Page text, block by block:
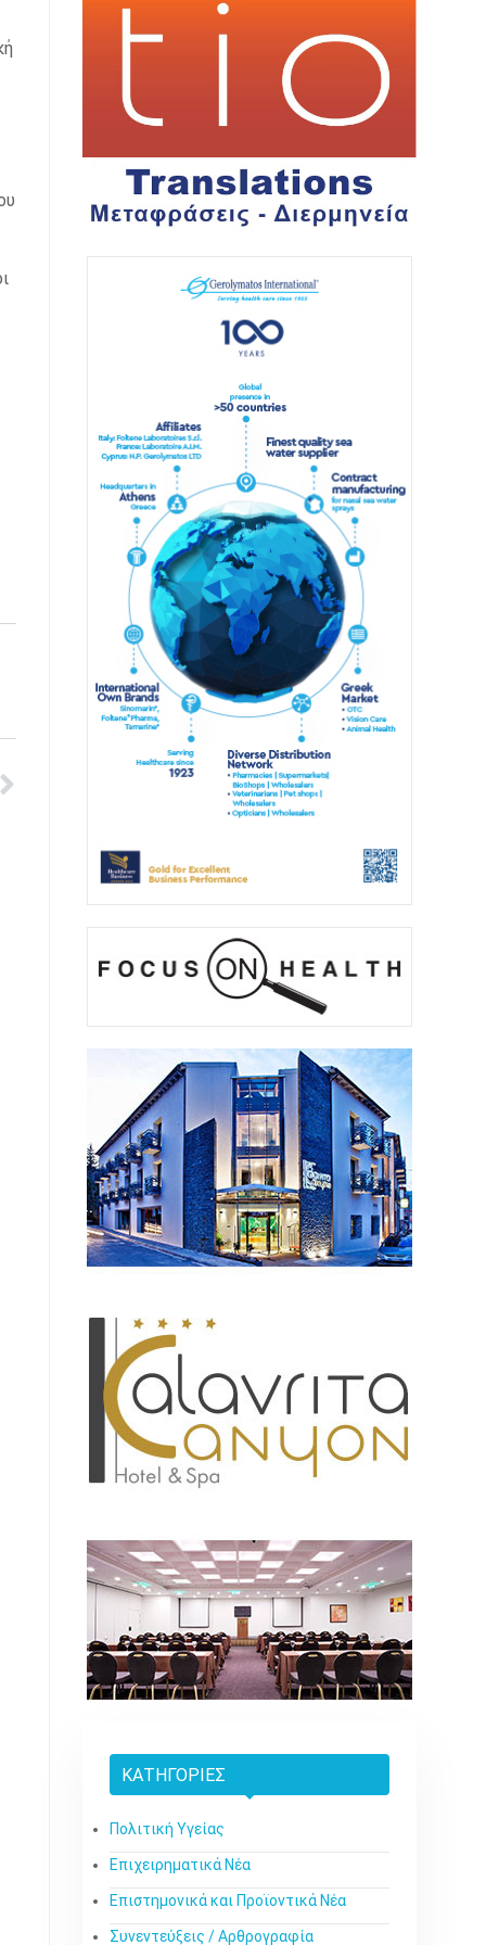
ΚΑΤΗΓΟΡΊΕΣ
Πολιτική Υγείας
Επιχειρηματικά Νέα
Επιστημονικά και Προϊοντικά Νέα
Συνεντεύξεις / Αρθρογραφία